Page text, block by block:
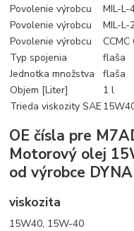
Povolenie výrobcu
MIL-L-
Povolenie výrobcu
MIL-L-
Povolenie výrobcu
CCMC
Typ spojenia
flaša
Jednotka množstva
flaša
Objem [Liter]
1 l
Trieda viskozity SAE
OE čísla pre
Motorový olej
od výrobce
viskozita
15W40, 15W-40